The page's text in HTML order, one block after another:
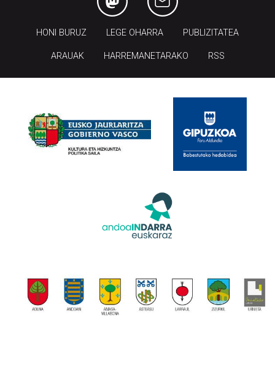
HONI BURUZ LEGE OHARRA PUBLIZITATEA
ARAUAK HARREMANETARAKO RSS